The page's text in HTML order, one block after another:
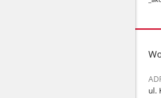
ul.